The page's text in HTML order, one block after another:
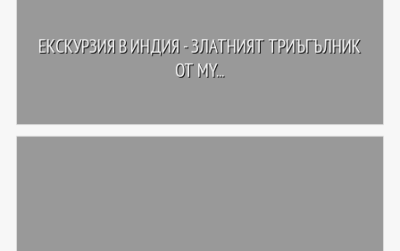
ЕКСКУРЗИЯ В ИНДИЯ - ЗЛАТНИЯТ ТРИЪГЪЛНИК
ОТ MY...